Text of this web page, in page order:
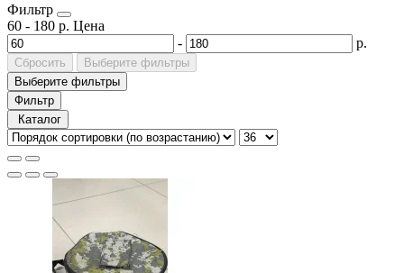
Фильтр
60 - 180 р. Цена
-
р.
Сбросить
Выберите фильтры
Выберите фильтры
Фильтр
Каталог